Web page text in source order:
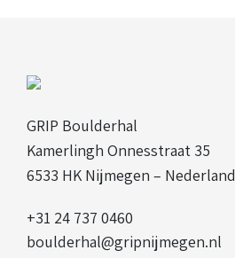
GRIP Boulderhal
Kamerlingh Onnesstraat 35
6533 HK Nijmegen – Nederland
+31 24 737 0460
boulderhal@gripnijmegen.nl